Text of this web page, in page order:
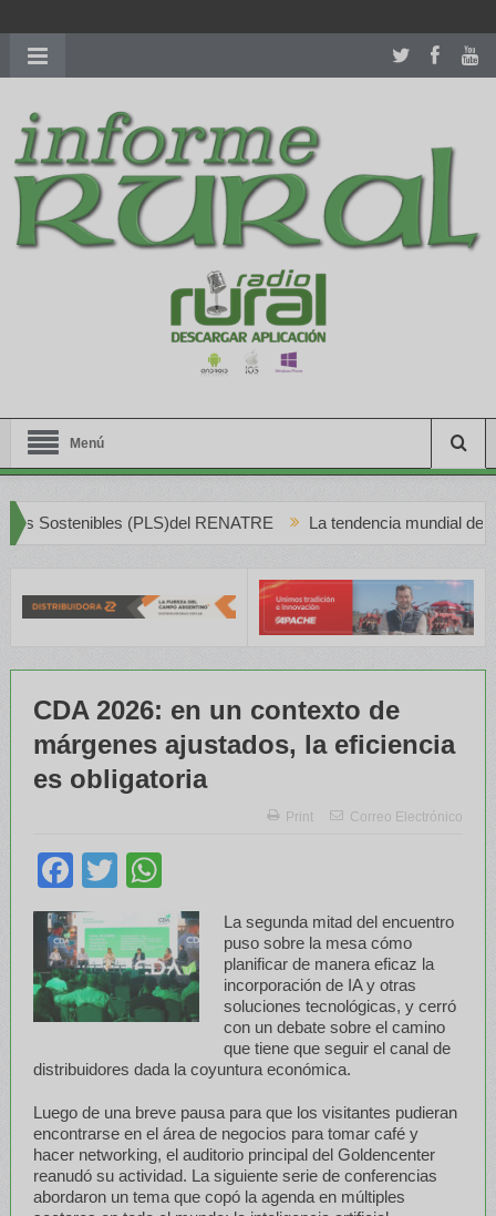
richardmillereplica
women.patekphilippe.tofor sale in usa recognized command with
dining room table ceremony. welcome to our
perfectwatches.is
shop. best youngsexdoll.comwith professional customer
services. 1: 1 design high
https://reallydiamond.com/
Menú
RENATRE La tendencia mundial del Vino Blanco en
CDA 2026: en un contexto de
márgenes ajustados, la eficiencia
es obligatoria
Print Correo Electrónico
Facebook
Twitter
La segunda mitad del encuentro
puso sobre la mesa cómo
planificar de manera eficaz la
incorporación de IA y otras
soluciones tecnológicas, y cerró
con un debate sobre el camino
que tiene que seguir el canal de
distribuidores dada la coyuntura económica.
Luego de una breve pausa para que los visitantes pudieran
encontrarse en el área de negocios para tomar café y
hacer networking, el auditorio principal del Goldencenter
reanudó su actividad. La siguiente serie de conferencias
abordaron un tema que copó la agenda en múltiples